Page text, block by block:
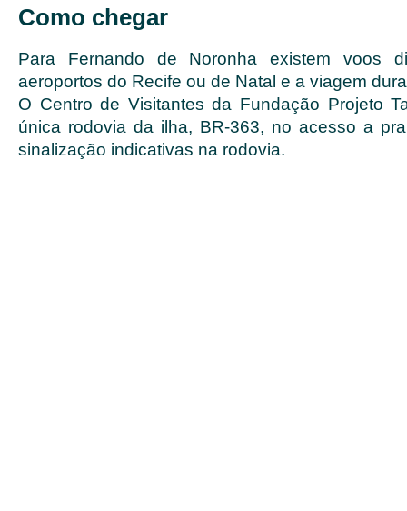
Como chegar
Para Fernando de Noronha existem voos
aeroportos do Recife ou de Natal e a viagem
O Centro de Visitantes da Fundação Projeto
única rodovia da ilha, BR-363, no acesso a
sinalização indicativas na rodovia.